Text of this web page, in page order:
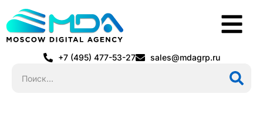
+7 (495) 477-53-27 sales@mdagrp.ru